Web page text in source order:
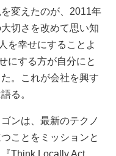
変えたのが、2011年
切さを改めて思い知
を幸せにすることよ
にする方が自分にと
。これが会社を興す
る。
ンは、最新のテクノ
ことをミッションと
Think Locally,Act